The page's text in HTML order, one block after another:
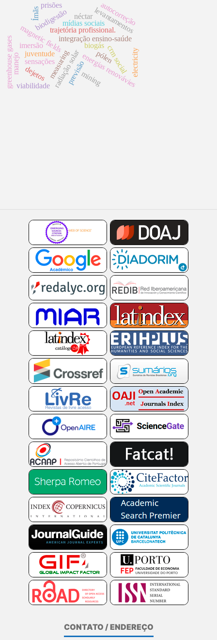
integração ensino-saúde
biogás
measuring
magnetic fields
sensações
imersão
radiação solarenergias renovávies
previsão
mídias sociais
crm social
biodigestão levantamentos
dejetos
juventude
trajetória profissional.
Ímãs autocorreção
electricity
prisões
greenhouse gases mining
manejo
néctar
pólen
viabilidade
CONTATO / ENDEREÇO